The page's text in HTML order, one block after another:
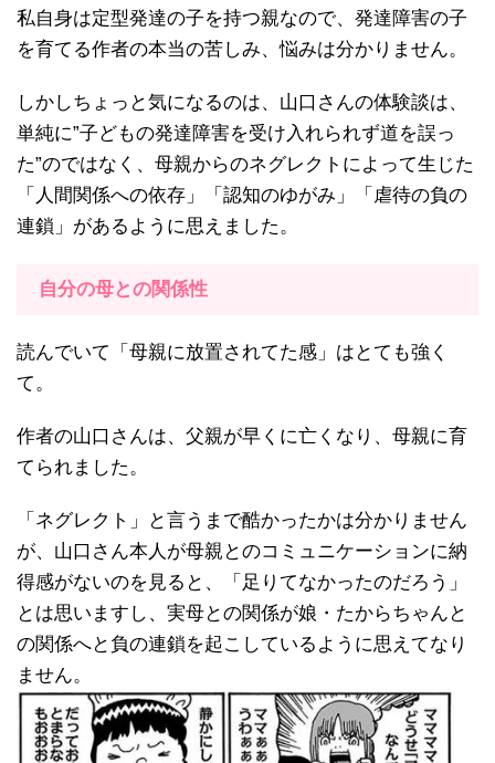
私自身は定型発達の子を持つ親なので、発達障害の子
を育てる作者の本当の苦しみ、悩みは分かりません。
しかしちょっと気になるのは、山口さんの体験談は、
単純に”子どもの発達障害を受け入れられず道を誤っ
た”のではなく、母親からのネグレクトによって生じた
「人間関係への依存」「認知のゆがみ」「虐待の負の
連鎖」があるように思えました。
自分の母との関係性
読んでいて「母親に放置されてた感」はとても強く
て。
作者の山口さんは、父親が早くに亡くなり、母親に育
てられました。
「ネグレクト」と言うまで酷かったかは分かりません
が、山口さん本人が母親とのコミュニケーションに納
得感がないのを見ると、「足りてなかったのだろう」
とは思いますし、実母との関係が娘・たからちゃんと
の関係へと負の連鎖を起こしているように思えてなり
ません。